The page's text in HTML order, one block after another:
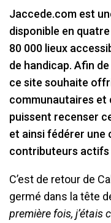
Jaccede.com est
disponible en
80 000 lieux
de handicap. Afin
ce site souhaite
communautaires et
puissent recenser
et ainsi fédérer une
contributeurs actifs
C’est de retour de
germé dans la tête
première fois, j’étais